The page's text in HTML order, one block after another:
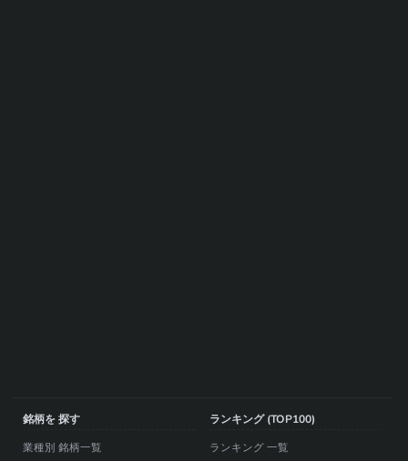
銘柄を 探す
業種別 銘柄一覧
ランキング (TOP100)
ランキング 一覧